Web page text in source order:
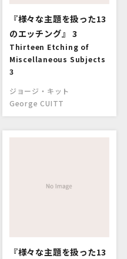
『様々な主題を扱った13
のエッチング』 3
Thirteen Etching of
Miscellaneous Subjects
3
ジョージ・キット
George CUITT
『様々な主題を扱った13